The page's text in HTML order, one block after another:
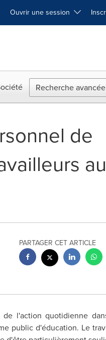
Ouvrir une session
Recherche avancée
de
au
PARTAGER CET ARTICLE
l'action quotidienne
public d'éducation. Le